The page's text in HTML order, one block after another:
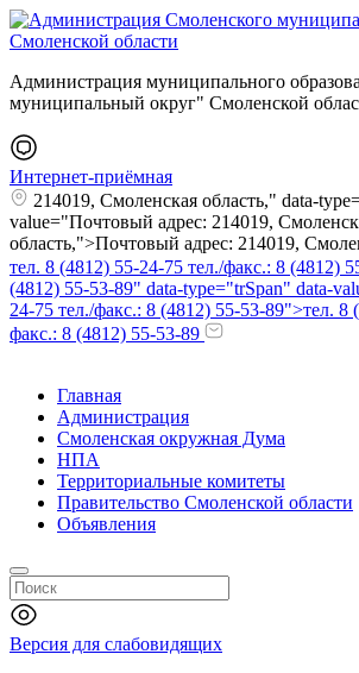
Администрация муниципального
муниципальный округ" Смоленской
Интернет-приёмная
214019, Смоленская область," data-
value="Почтовый адрес: 214019,
область,">Почтовый адрес: 214019,
тел. 8 (4812) 55-24-75 тел./факс.: 8 (4812)
(4812) 55-53-89" data-type="trSpan" data-
24-75 тел./факс.: 8 (4812) 55-53-89">тел. 8
факс.: 8 (4812) 55-53-89
Главная
Администрация
Смоленская окружная Дума
НПА
Территориальные комитеты
Правительство Смоленской области
Объявления
Версия для слабовидящих